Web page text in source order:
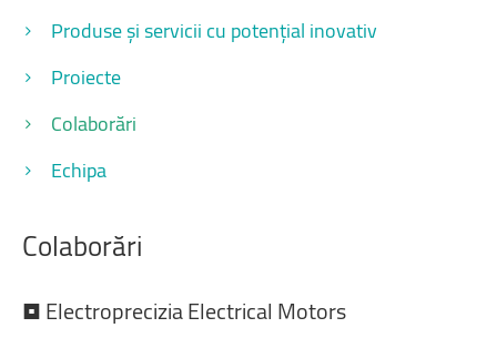
Produse și servicii cu potențial inovativ
Proiecte
Colaborări
Echipa
Colaborări
•ElectropreciziaElectrical Motors